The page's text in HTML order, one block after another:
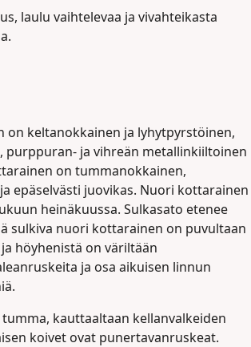
laulu vaihtelevaa ja vivahteikasta
on keltanokkainen ja lyhytpyrstöinen,
purppuran- ja vihreän metallinkiiltoinen
on tummanokkainen,
epäselvästi juovikas. Nuori kottarainen
heinäkuussa. Sulkasato etenee
sulkiva nuori kottarainen on puvultaan
höyhenistä on väriltään
ja osa aikuisen linnun
kauttaaltaan kellanvalkeiden
koivet ovat punertavanruskeat.